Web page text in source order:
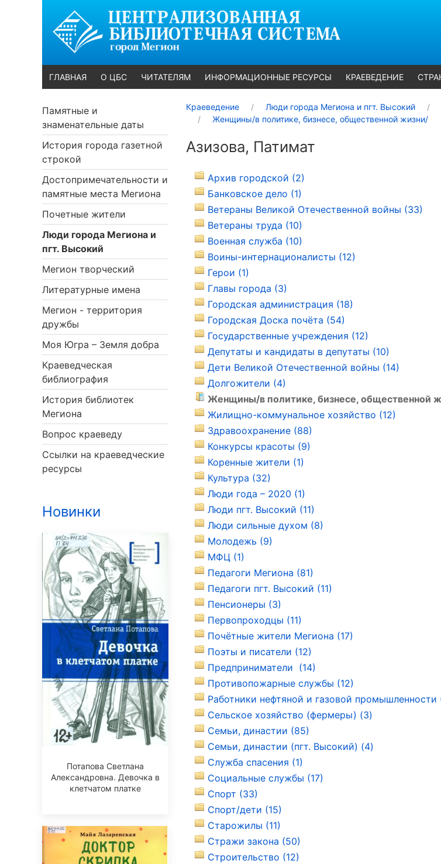
ГЛАВНАЯ О ЦБС ЧИТАТЕЛЯМ ИНФОРМАЦИОННЫЕ РЕСУРСЫ КРАЕВЕДЕНИЕ
Памятные и
знаменательные даты
История города газетной
строкой
Достопримечательности и
памятные места Мегиона
Почетные жители
Люди города Мегиона и
пгт. Высокий
Мегион творческий
Литературные имена
Мегион - территория
дружбы
Моя Югра – Земля добра
Краеведческая
библиография
История библиотек
Мегиона
Вопрос краеведу
Ссылки на краеведческие
ресурсы
Новинки
Потапова Светлана
Александровна. Девочка в
клетчатом платке
Краеведение Люди города Мегиона и пгт. Высокий
Женщины/в политике, бизнесе, общественной жизни/
Азизова, Патимат
Архив городской (2)
Банковское дело (1)
Ветераны Великой Отечественной войны (33)
Ветераны труда (10)
Военная служба (10)
Воины-интернационалисты (12)
Герои (1)
Главы города (3)
Городская администрация (18)
Городская Доска почёта (54)
Государственные учреждения (12)
Депутаты и кандидаты в депутаты (10)
Дети Великой Отечественной войны (14)
Долгожители (4)
Женщины/в политике, бизнесе, общественной
Жилищно-коммунальное хозяйство (12)
Здравоохранение (88)
Конкурсы красоты (9)
Коренные жители (1)
Культура (32)
Люди года – 2020 (1)
Люди пгт. Высокий (11)
Люди сильные духом (8)
Молодежь (9)
МФЦ (1)
Педагоги Мегиона (81)
Педагоги пгт. Высокий (11)
Пенсионеры (3)
Первопроходцы (11)
Почётные жители Мегиона (17)
Поэты и писатели (12)
Предприниматели (14)
Противопожарные службы (12)
Работники нефтяной и газовой промышленности
Сельское хозяйство (фермеры) (3)
Семьи, династии (85)
Семьи, династии (пгт. Высокий) (4)
Служба спасения (1)
Социальные службы (17)
Спорт (33)
Спорт/дети (15)
Старожилы (11)
Стражи закона (50)
Строительство (12)